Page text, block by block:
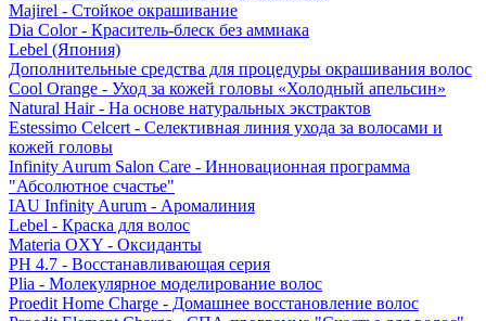
Majirel - Стойкое окрашивание
Dia Color - Краситель-блеск без аммиака
Lebel (Япония)
Дополнительные средства для процедуры окрашивания волос
Cool Orange - Уход за кожей головы «Холодный апельсин»
Natural Hair - На основе натуральных экстрактов
Estessimo Celcert - Селективная линия ухода за волосами и
кожей головы
Infinity Aurum Salon Care - Инновационная программа
"Абсолютное счастье"
IAU Infinity Aurum - Аромалиния
Lebel - Краска для волос
Materia OXY - Оксиданты
PH 4.7 - Восстанавливающая серия
Plia - Молекулярное моделирование волос
Proedit Home Charge - Домашнее восстановление волос